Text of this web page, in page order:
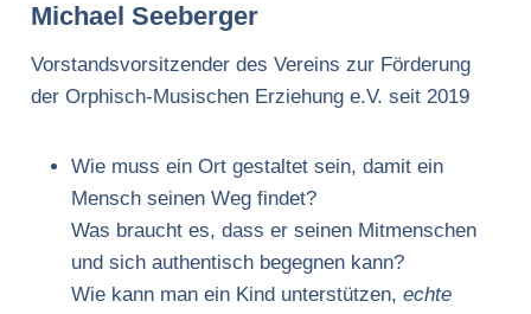
Michael Seeberger
Vorstandsvorsitzender des Vereins zur Förderung
der Orphisch-Musischen Erziehung e.V. seit 2019
Wie muss ein Ort gestaltet sein, damit ein
Mensch seinen Weg findet?
Was braucht es, dass er seinen Mitmenschen
und sich authentisch begegnen kann?
Wie kann man ein Kind unterstützen,echte